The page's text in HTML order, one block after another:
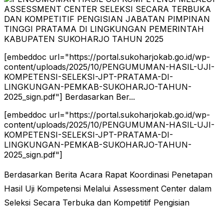
[embeddoc url="https://portal.sukoharjokab.go.id/wp-
content/uploads/2025/10/PENGUMUMAN-HASIL-UJI-
KOMPETENSI-SELEKSI-JPT-PRATAMA-DI-
LINGKUNGAN-PEMKAB-SUKOHARJO-TAHUN-
2025_sign.pdf"] Berdasarkan Ber...
[embeddoc url="https://portal.sukoharjokab.go.id/wp-
content/uploads/2025/10/PENGUMUMAN-HASIL-UJI-
KOMPETENSI-SELEKSI-JPT-PRATAMA-DI-
LINGKUNGAN-PEMKAB-SUKOHARJO-TAHUN-
2025_sign.pdf"]
Berdasarkan Berita Acara Rapat Koordinasi Penetapan
Hasil Uji Kompetensi Melalui Assessment Center dalam
Seleksi Secara Terbuka dan Kompetitif Pengisian